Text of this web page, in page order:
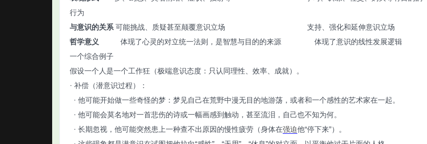
行为
与意识的关系 可能挑战、质疑甚至颠覆意识立场 支持、强化和延伸意识立场
哲学意义
体现了心灵的对立统一法则，是智慧与目的的来源 体现了意识的线性发展逻辑
一个综合例子
假设一个人是一个工作狂（极端意识态度：只认同理性、效率、成就）。
· 补偿（潜意识过程）：
· 他可能开始做一些奇怪的梦：梦见自己在荒野中漫无目的地游荡，或者和一个感性的艺术家在一起。
· 他可能会莫名地对一首悲伤的诗或一幅画感到触动，甚至流泪，自己也不知为何。
· 长期忽视，他可能突然患上一种查不出原因的慢性疲劳（身体在强迫他“停下来”）。